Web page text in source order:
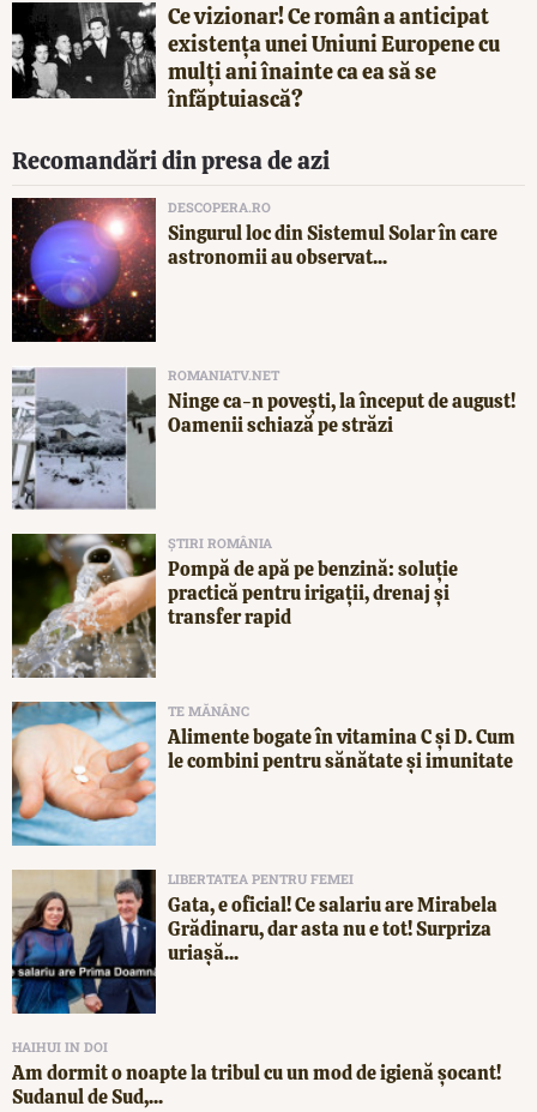
Ce vizionar! Ce român a anticipat
existența unei Uniuni Europene cu
mulți ani înainte ca ea să se
înfăptuiască?
Recomandări din presa de azi
DESCOPERA.RO
Singurul loc din Sistemul Solar în care
astronomii au observat...
ROMANIATV.NET
Ninge ca-n povești, la început de august!
Oamenii schiază pe străzi
ȘTIRI ROMÂNIA
Pompă de apă pe benzină: soluție
practică pentru irigații, drenaj și
transfer rapid
TE MĂNÂNC
Alimente bogate în vitamina C și D. Cum
le combini pentru sănătate și imunitate
LIBERTATEA PENTRU FEMEI
Gata, e oficial! Ce salariu are Mirabela
Grădinaru, dar asta nu e tot! Surpriza
uriașă...
HAIHUI IN DOI
Am dormit o noapte la tribul cu un mod de igienă șocant!
Sudanul de Sud,...